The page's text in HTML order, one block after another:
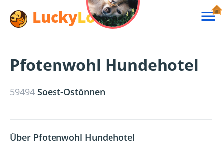
LuckyLotte 
Pfotenwohl Hundehotel
59494 Soest-Ostönnen
Über Pfotenwohl Hundehotel